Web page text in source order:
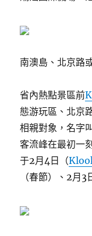
南澳島、北京路
省內熱點景區前
態游玩區、北京
相親對象，名字
客流峰在最初一
于2月4日（
（春節）、2月3